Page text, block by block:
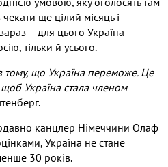
ще цілий місяць і
– для цього Україна
тільки й усього.
тому, що Україна переможе. Це
Україна стала членом
канцлер Німеччини Олаф
Україна не стане
30 років.